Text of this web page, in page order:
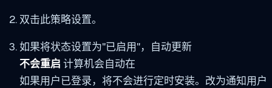
双击此策略设置。
如果将状态设置为"已启用"，自动更新
不会重启 计算机会自动在
如果用户已登录，将不会进行定时安装。改为通知用户